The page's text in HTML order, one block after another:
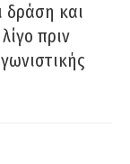
δράση και
πριν